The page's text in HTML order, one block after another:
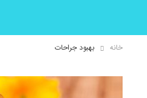
خانه بهبود جراحات